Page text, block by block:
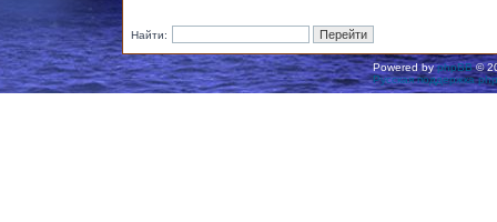
Найти:
Powered byphpBB©
Русская поддержка